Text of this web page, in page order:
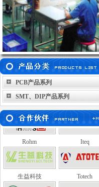
PCB产品系列
SMT、DIP产品系列
生益科技 Totech
TaMura Taconic